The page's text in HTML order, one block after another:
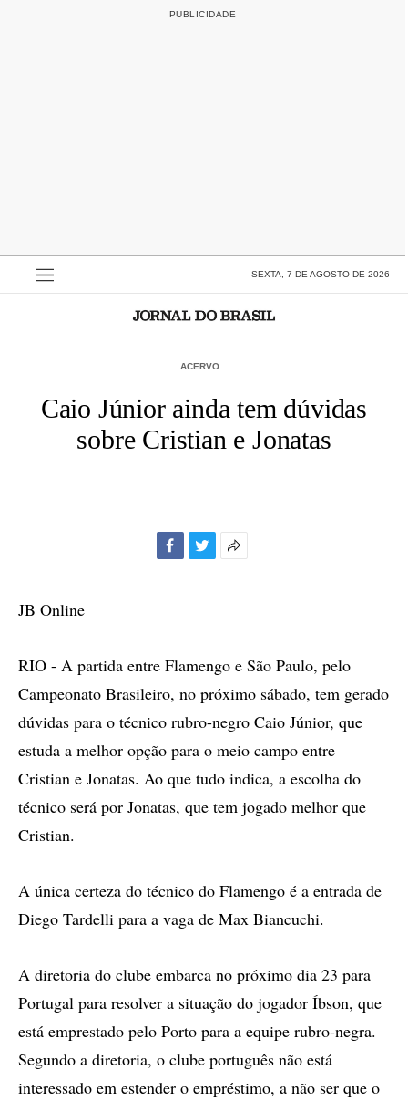
SEXTA, 7 DE AGOSTO DE 2026
ACERVO
Caio Júnior ainda tem dúvidas
sobre Cristian e Jonatas
JB Online
RIO - A partida entre Flamengo e São Paulo, pelo
Campeonato Brasileiro, no próximo sábado, tem gerado
dúvidas para o técnico rubro-negro Caio Júnior, que
estuda a melhor opção para o meio campo entre
Cristian e Jonatas. Ao que tudo indica, a escolha do
técnico será por Jonatas, que tem jogado melhor que
Cristian.
A única certeza do técnico do Flamengo é a entrada de
Diego Tardelli para a vaga de Max Biancuchi.
A diretoria do clube embarca no próximo dia 23 para
Portugal para resolver a situação do jogador Íbson, que
está emprestado pelo Porto para a equipe rubro-negra.
Segundo a diretoria, o clube português não está
interessado em estender o empréstimo, a não ser que o